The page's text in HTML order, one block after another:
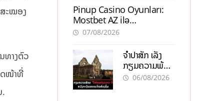
ະໝອງ
ທາງຕົວ
ດໜ້າທີ່
.
Pinup Casino Oyunları:
Mostbet AZ ilə
Müqayisədə Nə Təqdim
07/08/2026
ຈຳປາສັກ ເລັ່ງ
ກຽມຄວາມພ້ອມ
“ປີທ່ອງທ່ຽວ
06/08/2026